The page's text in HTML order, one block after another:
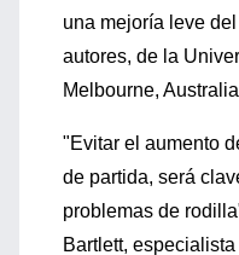
una mejoría leve
autores, de la
Melbourne,
"Evitar el aumento
de partida, será
problemas de
Bartlett,